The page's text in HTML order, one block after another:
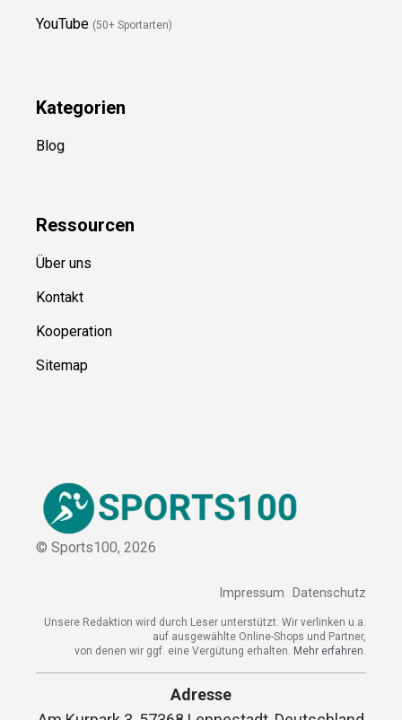
YouTube (50+ Sportarten)
Kategorien
Blog
Ressourcen
Über uns
Kontakt
Kooperation
Sitemap
© Sports100, 2026
Impressum Datenschutz
Unsere Redaktion wird durch Leser unterstützt. Wir verlinken u.a.
auf ausgewählte Online-Shops und Partner,
von denen wir ggf. eine Vergütung erhalten. Mehr erfahren.
Adresse